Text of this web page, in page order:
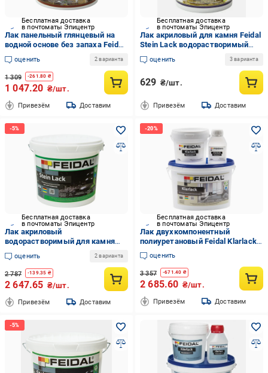
Бесплатная доставка
в почтоматы Эпицентр
Лак панельный глянцевый на
водной основе без запаха Feidal
Acryl-Panellack 2,5л
(2034870127)
оценить 2 варианта
1 309 -261.80 ₴
1 047.20 ₴/шт.
Привезём Доставим
Бесплатная доставка
в почтоматы Эпицентр
Лак акриловый для камня Feidal
Stein Lack водорастворимый
влагостойкий 1 л Прозрачный
оценить 3 варианта
629 ₴/шт.
Привезём Доставим
Бесплатная доставка
в почтоматы Эпицентр
Лак акриловый
водорастворимый для камня
Feidal Stein Lack 5 л
(2034870139)
оценить 2 варианта
2 787 -139.35 ₴
2 647.65 ₴/шт.
Привезём Доставим
Бесплатная доставка
в почтоматы Эпицентр
Лак двухкомпонентный
полиуретановый Feidal Klarlack 1
л (2034870098)
оценить
3 357 -671.40 ₴
2 685.60 ₴/шт.
Привезём Доставим